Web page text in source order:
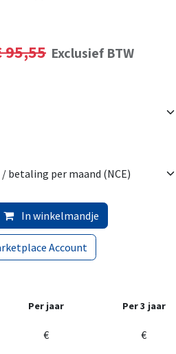
95,55 Exclusief BTW
In winkelmandje
Account
Per jaar
€
Per 3 jaar
€